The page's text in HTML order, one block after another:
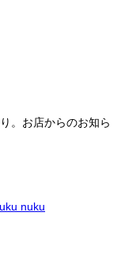
。お店からのお知ら
nuku